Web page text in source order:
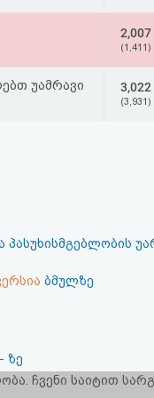
2,007
(1,411)
უამრავი
3,022
(3,931)
პასუხისმგებლობის
ბმულზე
ზე
ჩვენი საიტით